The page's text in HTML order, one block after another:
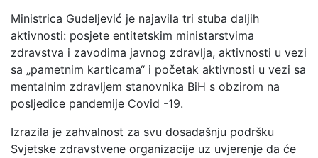
Ministrica Gudeljević je najavila tri stuba daljih
aktivnosti: posjete entitetskim ministarstvima
zdravstva i zavodima javnog zdravlja, aktivnosti u vezi
sa „pametnim karticama“ i početak aktivnosti u vezi sa
mentalnim zdravljem stanovnika BiH s obzirom na
posljedice pandemije Covid -19.
Izrazila je zahvalnost za svu dosadašnju podršku
Svjetske zdravstvene organizacije uz uvjerenje da će